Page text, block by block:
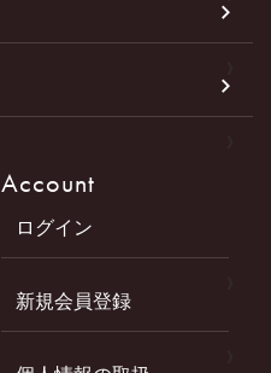
Account
ログイン
新規会員登録